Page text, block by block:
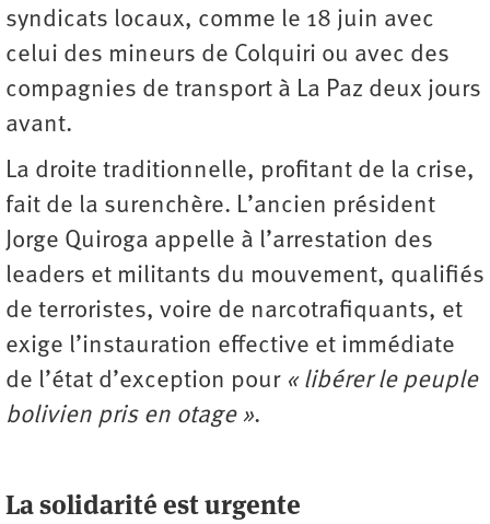
syndicats locaux, comme le 18 juin avec
celui des mineurs de Colquiri ou avec des
compagnies de transport à La Paz deux jours
avant.
La droite traditionnelle, profitant de la crise,
fait de la surenchère. L’ancien président
Jorge Quiroga appelle à l’arrestation des
leaders et militants du mouvement, qualifiés
de terroristes, voire de narcotrafiquants, et
exige l’instauration effective et immédiate
de l’état d’exception pour « libérer le peuple
bolivien pris en otage ».
La solidarité est urgente